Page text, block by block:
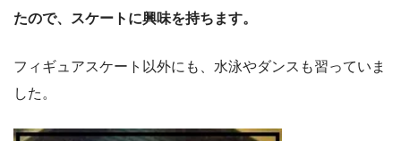
たので、スケートに興味を持ちます。
フィギュアスケート以外にも、水泳やダンスも習っていま
した。